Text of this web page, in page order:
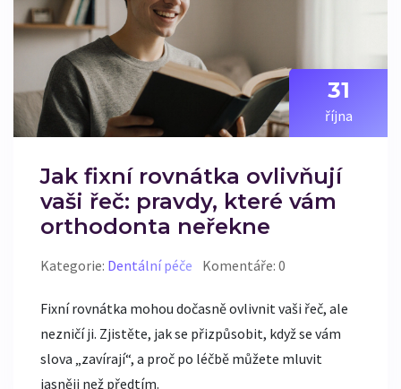
31
října
Jak fixní rovnátka ovlivňují
vaši řeč: pravdy, které vám
orthodonta neřekne
Kategorie: Dentální péče Komentáře: 0
Fixní rovnátka mohou dočasně ovlivnit vaši řeč, ale
nezničí ji. Zjistěte, jak se přizpůsobit, když se vám
slova „zavírají“, a proč po léčbě můžete mluvit
jasněji než předtím.